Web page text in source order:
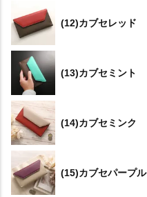
(12)カブセレッド
(13)カブセミント
(14)カブセミンク
(15)カブセパープル